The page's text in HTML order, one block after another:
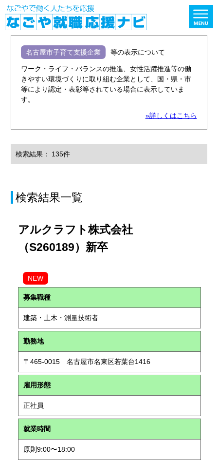
名古屋市子育て支援企業 等の表示について
ワーク・ライフ・バランスの推進、女性活躍推進等の働
きやすい環境づくりに取り組む企業として、国・県・市
等により認定・表彰等されている場合に表示していま
す。
»詳しくはこちら
検索結果： 135件
検索結果一覧
アルクラフト株式会社
（S260189）新卒
NEW
募集職種
建築・土木・測量技術者
勤務地
〒465-0015 名古屋市名東区若葉台1416
雇用形態
正社員
就業時間
原則9:00〜18:00